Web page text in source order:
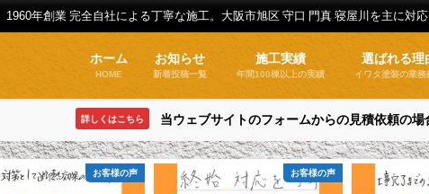
年創業 完全自社による丁寧な施工。大阪市旭区 守口 門真 寝屋川を主に対
ホーム
HOME
お知らせ
新着投稿一覧
施工実績
年間100棟以上の実績
選ばれる理
イワタ塗装の業務
詳しくはこちら 当ウェブサイトのフォームからの見積依頼の場
お客様の声 お客様の声